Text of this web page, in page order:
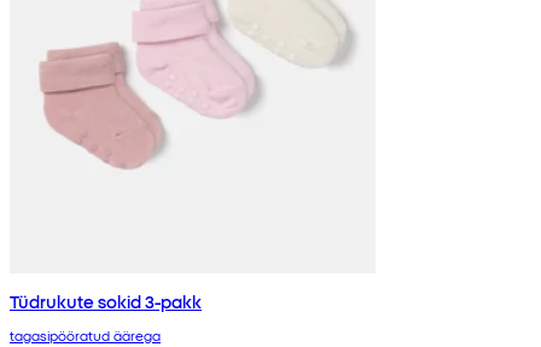
Tüdrukute sokid 3-pakk
tagasipööratud äärega